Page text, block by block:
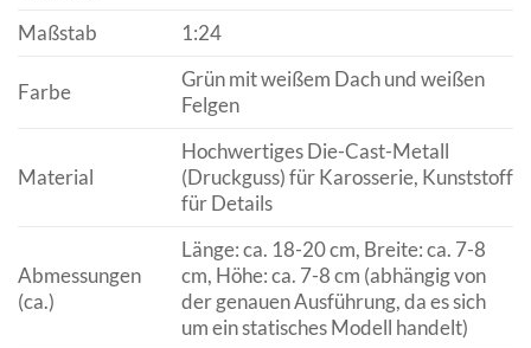
Maßstab 1:24
Farbe
Grün mit weißem Dach und weißen
Felgen
Material
Hochwertiges Die-Cast-Metall
(Druckguss) für Karosserie, Kunststoff
für Details
Abmessungen
(ca.)
Länge: ca. 18-20 cm, Breite: ca. 7-8
cm, Höhe: ca. 7-8 cm (abhängig von
der genauen Ausführung, da es sich
um ein statisches Modell handelt)